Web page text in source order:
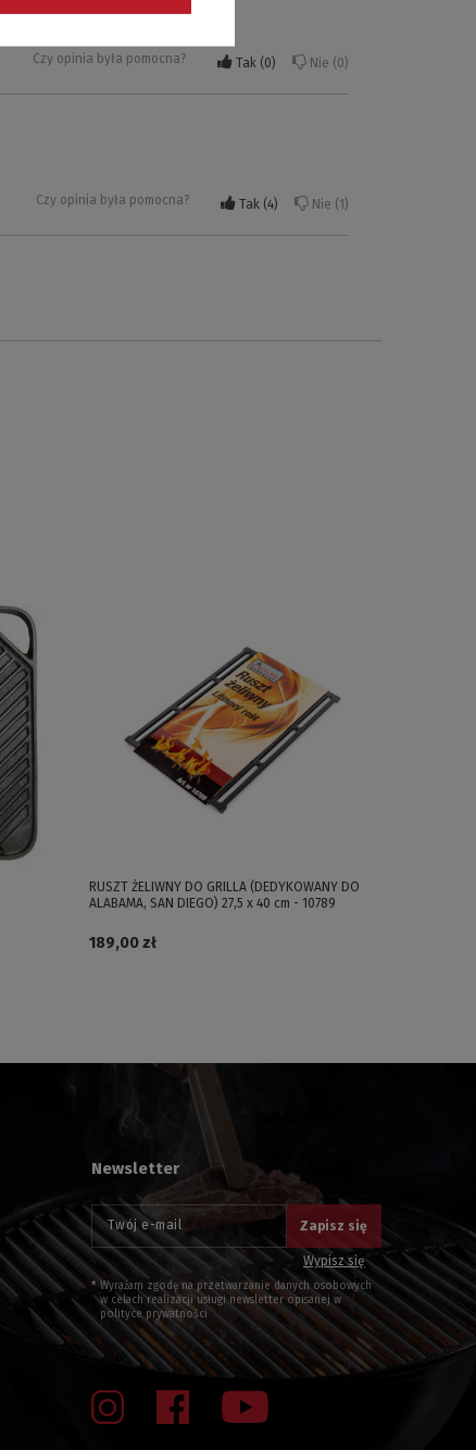
Czy opinia była pomocna? Tak 0 Nie 0
Czy opinia była pomocna? Tak 4 Nie 1
RUSZT ŻELIWNY DO GRILLA (DEDYKOWANY DO
ALABAMA, SAN DIEGO) 27,5 x 40 cm - 10789
189,00 zł
Newsletter
Twój e-mail Zapisz się
Wypisz się
Wyrażam zgodę na przetwarzanie danych osobowych
w celach realizacji usługi newsletter opisanej w
polityce prywatności